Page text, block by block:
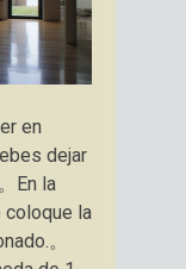
en
dejar
En la
coloque la
。